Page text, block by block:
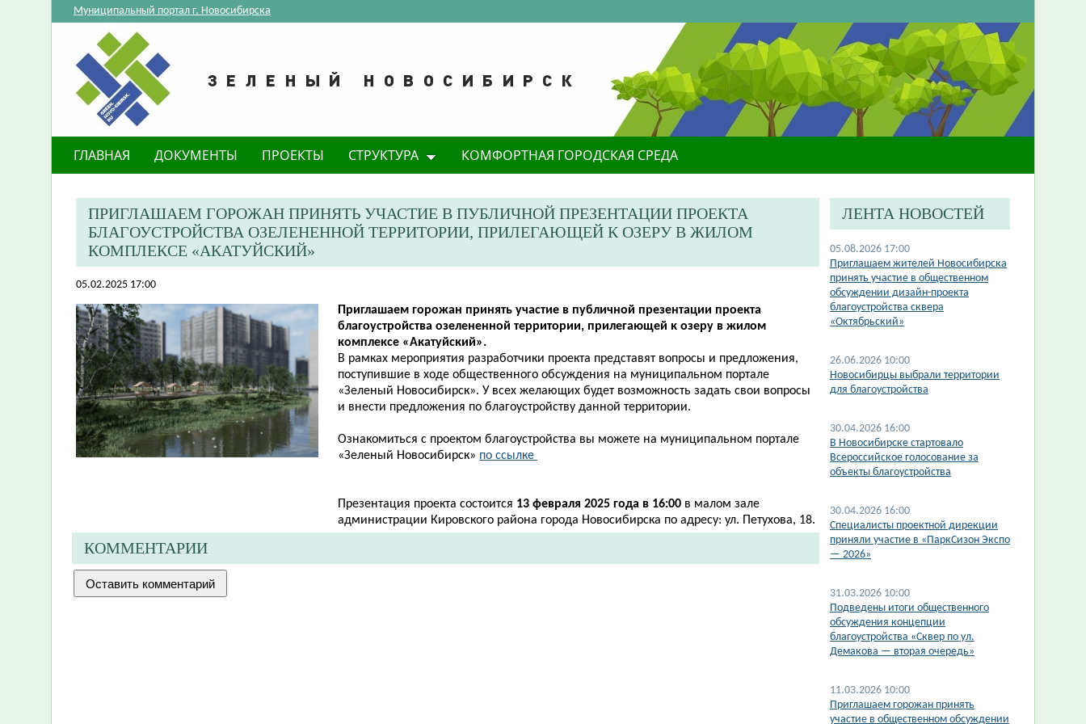
Муниципальный портал г. Новосибирска
ГЛАВНАЯ ДОКУМЕНТЫ ПРОЕКТЫ СТРУКТУРА КОМФОРТНАЯ ГОРОДСКАЯ СРЕДА
​ПРИГЛАШАЕМ ГОРОЖАН ПРИНЯТЬ УЧАСТИЕ В ПУБЛИЧНОЙ ПРЕЗЕНТАЦИИ ПРОЕКТА
БЛАГОУСТРОЙСТВА ОЗЕЛЕНЕННОЙ ТЕРРИТОРИИ, ПРИЛЕГАЮЩЕЙ К ОЗЕРУ В ЖИЛОМ
КОМПЛЕКСЕ «АКАТУЙСКИЙ»
05.02.2025 17:00
Приглашаем горожан принять участие в публичной презентации проекта
благоустройства озелененной территории, прилегающей к озеру в жилом
комплексе «Акатуйский».
В рамках мероприятия разработчики проекта представят вопросы и предложения,
поступившие в ходе общественного обсуждения на муниципальном портале
«Зеленый Новосибирск». У всех желающих будет возможность задать свои вопросы
и внести предложения по благоустройству данной территории.
Ознакомиться с проектом благоустройства вы можете на муниципальном портале
«Зеленый Новосибирск» по ссылке ​
Презентация проекта состоится 13 февраля 2025 года в 16:00 в малом зале
администрации Кировского района города Новосибирска по адресу: ул. Петухова, 18.
КОММЕНТАРИИ
ЛЕНТА НОВОСТЕЙ
05.08.2026 17:00
​Приглашаем жителей Новосибирска
принять участие в общественном
обсуждении дизайн-проекта
благоустройства сквера
«Октябрьский»
26.06.2026 10:00
​Новосибирцы выбрали территории
для благоустройства
30.04.2026 16:00
В Новосибирске стартовало
Всероссийское голосование за
объекты благоустройства
30.04.2026 16:00
​Специалисты проектной дирекции
приняли участие в «ПаркСизон Экспо
— 2026»
31.03.2026 10:00
Подведены итоги общественного
обсуждения концепции
благоустройства «Сквер по ул.
Демакова — вторая очередь»
11.03.2026 10:00
Приглашаем горожан принять
участие в общественном обсуждении